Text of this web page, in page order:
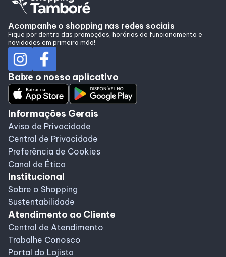
Acompanhe o shopping nas redes sociais
Fique por dentro das promoções, horários de funcionamento e
novidades em primeira mão!
Baixe o nosso aplicativo
Informações Gerais
Aviso de Privacidade
Central de Privacidade
Preferência de Cookies
Canal de Ética
Institucional
Sobre o Shopping
Sustentabilidade
Atendimento ao Cliente
Central de Atendimento
Trabalhe Conosco
Portal do Lojista